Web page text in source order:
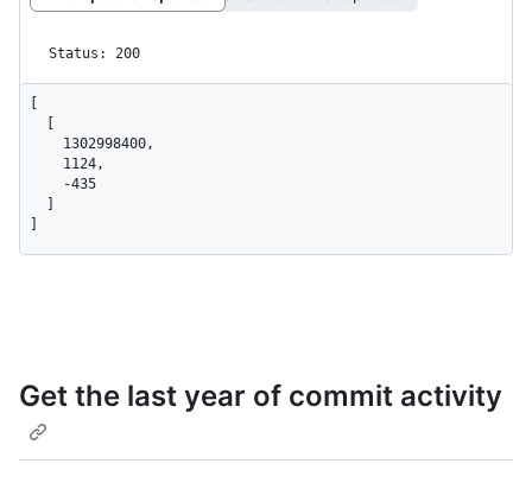
Status: 200
Get the last year of commit activity